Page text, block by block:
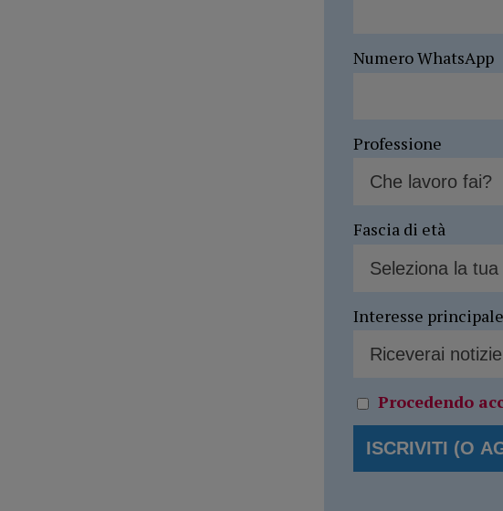
Numero WhatsApp
Professione
Fascia di età
Interesse principale
Procedendo